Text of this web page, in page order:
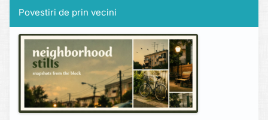
Povestiri de prin vecini